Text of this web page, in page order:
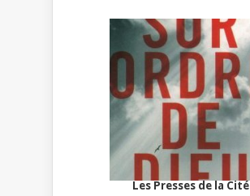
Les Presses de la Cité